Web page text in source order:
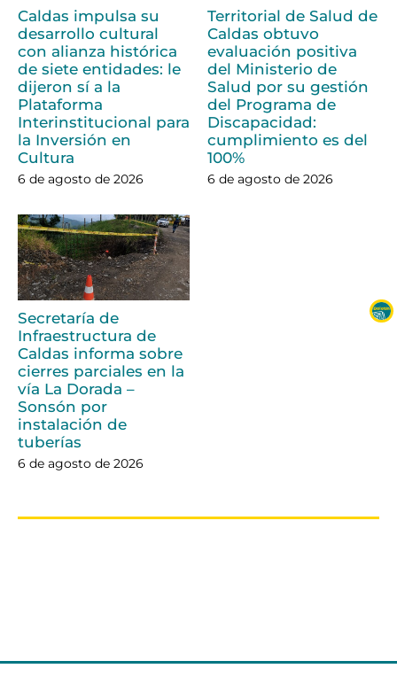
Caldas impulsa su
desarrollo cultural
con alianza histórica
de siete entidades: le
dijeron sí a la
Plataforma
Interinstitucional para
la Inversión en
Cultura
6 de agosto de 2026
Territorial de Salud de
Caldas obtuvo
evaluación positiva
del Ministerio de
Salud por su gestión
del Programa de
Discapacidad:
cumplimiento es del
100%
6 de agosto de 2026
Secretaría de
Infraestructura de
Caldas informa sobre
cierres parciales en la
vía La Dorada –
Sonsón por
instalación de
tuberías
6 de agosto de 2026